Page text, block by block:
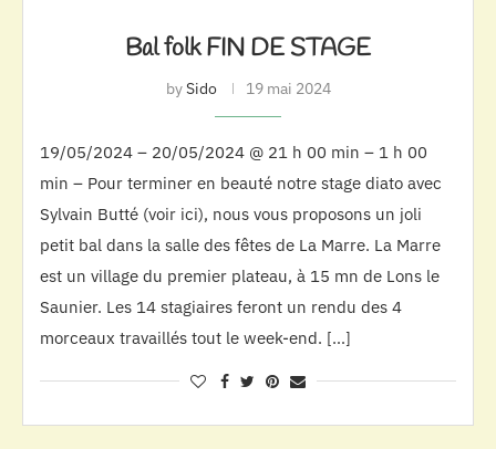
Bal folk FIN DE STAGE
bySido 19 mai 2024
19/05/2024 – 20/05/2024 @ 21 h 00 min – 1 h 00
min – Pour terminer en beauté notre stage diato avec
Sylvain Butté (voir ici), nous vous proposons un joli
petit bal dans la salle des fêtes de La Marre. La Marre
est un village du premier plateau, à 15 mn de Lons le
Saunier. Les 14 stagiaires feront un rendu des 4
morceaux travaillés tout le week-end. […]